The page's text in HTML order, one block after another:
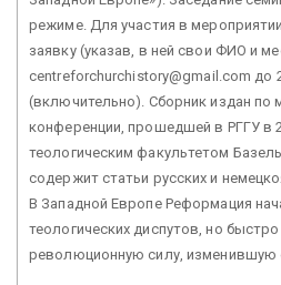
режиме. Для участия в
заявку (указав, в ней свои ФИО и
centreforchurchistory@gmail.com до
(включительно). Сборник издан по
конференции, прошедшей в РГГУ в
теологическим факультетом
содержит статьи русских и
В Западной Европе Реформация
теологических диспутов, но
революционную силу, изменившую